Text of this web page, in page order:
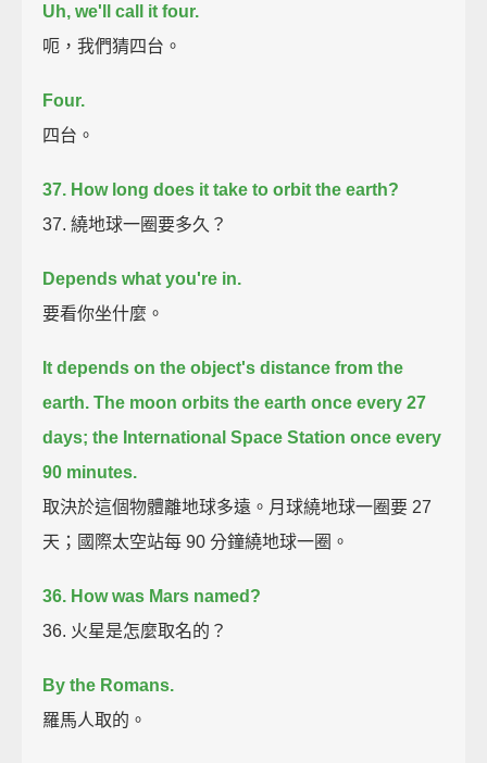
Uh, we'll call it four.
呃，我們猜四台。
Four.
四台。
37. How long does it take to orbit the earth?
37. 繞地球一圈要多久？
Depends what you're in.
要看你坐什麼。
It depends on the object's distance from the
earth. The moon orbits the earth once every 27
days; the International Space Station once every
90 minutes.
取決於這個物體離地球多遠。月球繞地球一圈要 27
天；國際太空站每 90 分鐘繞地球一圈。
36. How was Mars named?
36. 火星是怎麼取名的？
By the Romans.
羅馬人取的。